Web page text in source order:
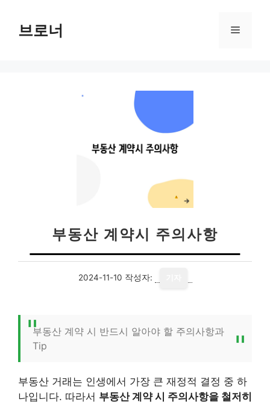
브로너 메
부동산 계약시 주의사항
2024-11-10 작성자:
부동산 계약 시 반드시 알아야 할 주의사항과
Tip
부동산 거래는 인생에서 가장 큰 재정적 결정 중 하
나입니다. 따라서 부동산 계약 시 주의사항을 철저히